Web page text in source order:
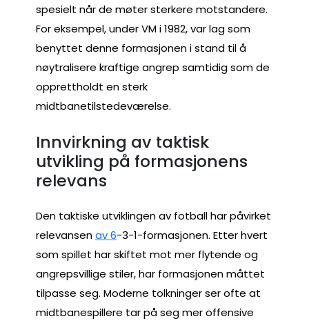
spesielt når de møter sterkere motstandere.
For eksempel, under VM i 1982, var lag som
benyttet denne formasjonen i stand til å
nøytralisere kraftige angrep samtidig som de
opprettholdt en sterk
midtbanetilstedeværelse.
Innvirkning av taktisk
utvikling på formasjonens
relevans
Den taktiske utviklingen av fotball har påvirket
relevansenav 6-3-1-formasjonen. Etter hvert
som spillet har skiftet mot mer flytende og
angrepsvillige stiler, har formasjonen måttet
tilpasse seg. Moderne tolkninger ser ofte at
midtbanespillere tar på seg mer offensive